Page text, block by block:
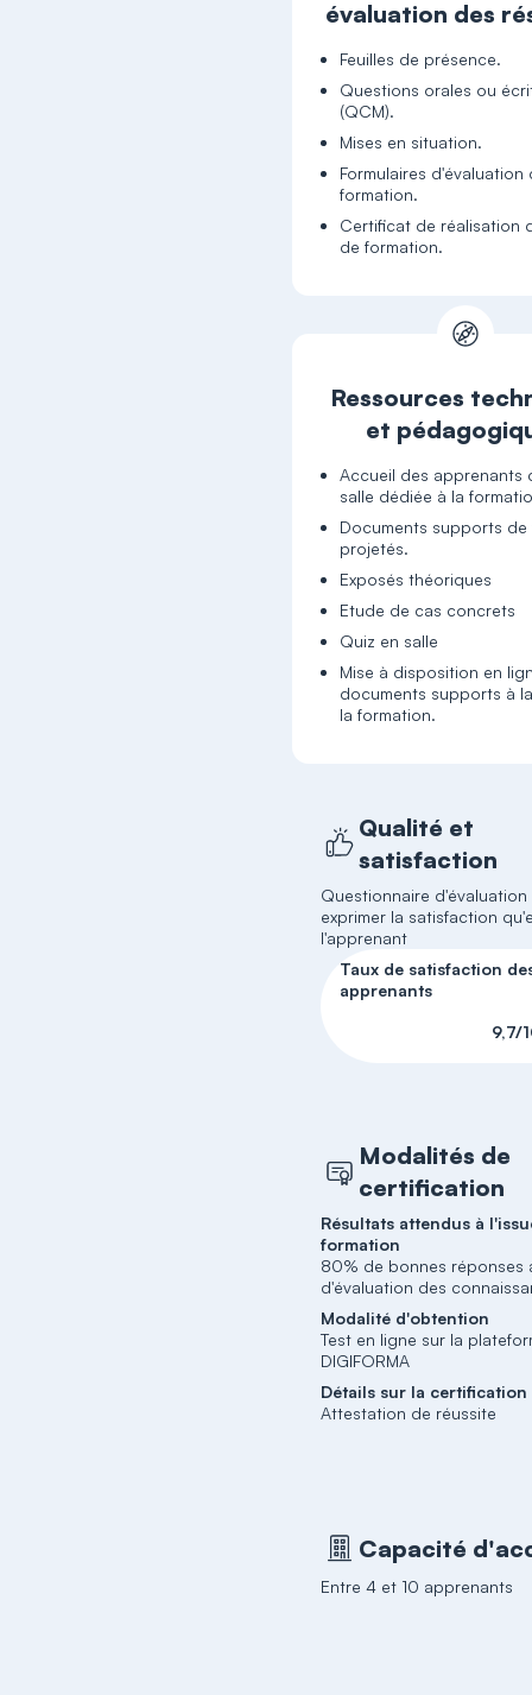
évaluation des
Feuilles de présence.
Questions orales ou
(QCM).
Mises en situation.
Formulaires d'évaluation
formation.
Certificat de réalisation
de formation.
Ressources
et
Accueil des apprenants
salle dédiée à la
Documents supports
projetés.
Exposés théoriques
Etude de cas concrets
Quiz en salle
Mise à disposition en
documents supports à
la formation.
Qualité et
satisfaction
Questionnaire
exprimer la satisfaction
l'apprenant
Taux de satisfaction
apprenants
9,7/
Modalités de
certification
Résultats attendus à
formation
80% de bonnes réponses
d'évaluation des
Modalité d'obtention
Test en ligne sur la
DIGIFORMA
Détails sur la certification
Attestation de réussite
Capacité
Entre 4 et 10 apprenants